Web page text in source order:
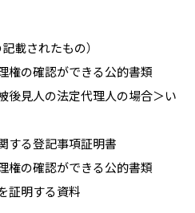
載されたもの）
権の確認ができる公的書類
後見人の法定代理人の場合＞い
する登記事項証明書
権の確認ができる公的書類
証明する資料